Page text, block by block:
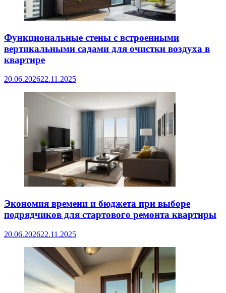
Функциональные стены с встроенными
вертикальными садами для очистки воздуха в
квартире
20.06.202622.11.2025
Экономия времени и бюджета при выборе
подрядчиков для стартового ремонта квартиры
20.06.202622.11.2025